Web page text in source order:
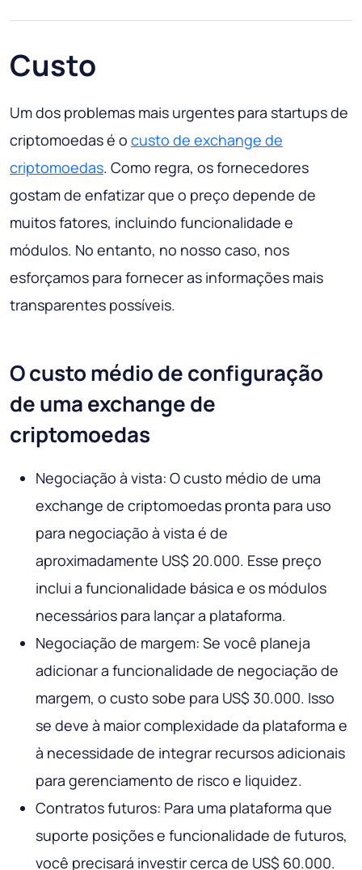
Custo
Um dos problemas mais urgentes para startups de
criptomoedas é o custo de exchange de
criptomoedas. Como regra, os fornecedores
gostam de enfatizar que o preço depende de
muitos fatores, incluindo funcionalidade e
módulos. No entanto, no nosso caso, nos
esforçamos para fornecer as informações mais
transparentes possíveis.
O custo médio de configuração
de uma exchange de
criptomoedas
Negociação à vista: O custo médio de uma
exchange de criptomoedas pronta para uso
para negociação à vista é de
aproximadamente US$ 20.000. Esse preço
inclui a funcionalidade básica e os módulos
necessários para lançar a plataforma.
Negociação de margem: Se você planeja
adicionar a funcionalidade de negociação de
margem, o custo sobe para US$ 30.000. Isso
se deve à maior complexidade da plataforma e
à necessidade de integrar recursos adicionais
para gerenciamento de risco e liquidez.
Contratos futuros: Para uma plataforma que
suporte posições e funcionalidade de futuros,
você precisará investir cerca de US$ 60.000.